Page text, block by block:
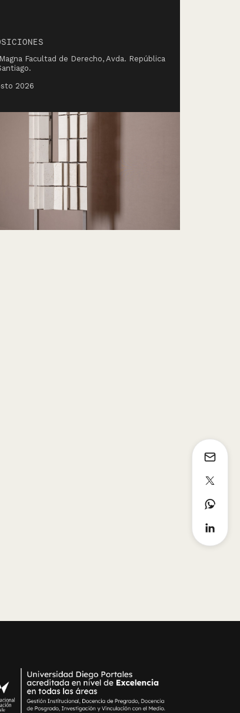
Facultad de Derecho, Avda. República
2026